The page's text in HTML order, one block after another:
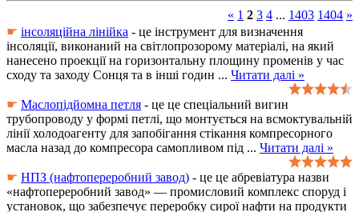
« 1 2 3 4 ... 1403 1404 »
☛ інсоляційна лінійка - це інструмент для визначення
інсоляції, виконаний на світлопрозорому матеріалі, на який
нанесено проекції на горизонтальну площину променів у час
сходу та заходу Сонця та в інші годин ... Читати далі »
☛ Маслопідйомна петля - це це спеціальний вигин
трубопроводу у формі петлі, що монтується на всмоктувальній
лінії холодоагенту для запобігання стікання компресорного
масла назад до компресора самопливом під ... Читати далі »
☛ НПЗ (нафтопереробний завод) - це це абревіатура назви
«нафтопереробний завод» — промисловий комплекс споруд і
установок, що забезпечує переробку сирої нафти на продукти